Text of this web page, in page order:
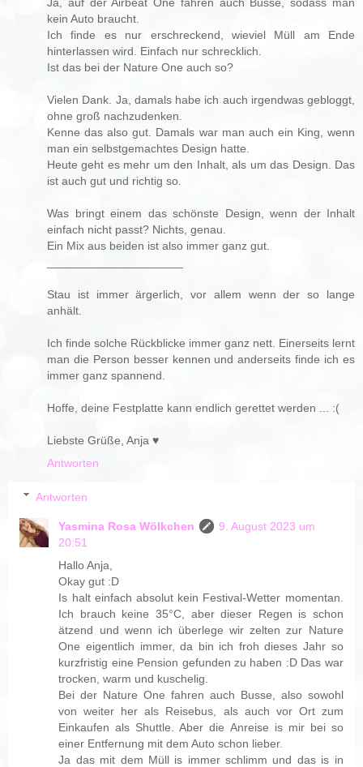
kein Auto braucht.
Ich finde es nur erschreckend, wieviel Müll am Ende
hinterlassen wird. Einfach nur schrecklich.
Ist das bei der Nature One auch so?
Vielen Dank. Ja, damals habe ich auch irgendwas gebloggt,
ohne groß nachzudenken.
Kenne das also gut. Damals war man auch ein King, wenn
man ein selbstgemachtes Design hatte.
Heute geht es mehr um den Inhalt, als um das Design. Das
ist auch gut und richtig so.
Was bringt einem das schönste Design, wenn der Inhalt
einfach nicht passt? Nichts, genau.
Ein Mix aus beiden ist also immer ganz gut.
Stau ist immer ärgerlich, vor allem wenn der so lange
anhält.
Ich finde solche Rückblicke immer ganz nett. Einerseits lernt
man die Person besser kennen und anderseits finde ich es
immer ganz spannend.
Hoffe, deine Festplatte kann endlich gerettet werden ... :(
Liebste Grüße, Anja ♥
Antworten
Antworten
Yasmina Rosa Wölkchen
9. August 2023 um
20:51
Hallo Anja,
Okay gut :D
Is halt einfach absolut kein Festival-Wetter momentan.
Ich brauch keine 35°C, aber dieser Regen is schon
ätzend und wenn ich überlege wir zelten zur Nature
One eigentlich immer, da bin ich froh dieses Jahr so
kurzfristig eine Pension gefunden zu haben :D Das war
trocken, warm und kuschelig.
Bei der Nature One fahren auch Busse, also sowohl
von weiter her als Reisebus, als auch vor Ort zum
Einkaufen als Shuttle. Aber die Anreise is mir bei so
einer Entfernung mit dem Auto schon lieber.
Ja das mit dem Müll is immer schlimm und das is in